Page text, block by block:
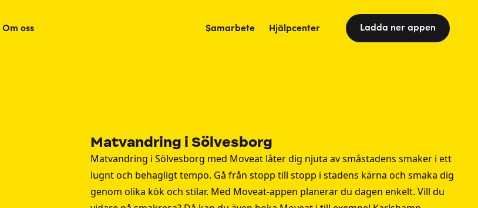
Om oss Samarbete Hjälpcenter Ladda ner appen
Matvandring i Sölvesborg
Matvandring i Sölvesborg med Moveat låter dig njuta av småstadens smaker i ett
lugnt och behagligt tempo. Gå från stopp till stopp i stadens kärna och smaka dig
genom olika kök och stilar. Med Moveat-appen planerar du dagen enkelt. Vill du